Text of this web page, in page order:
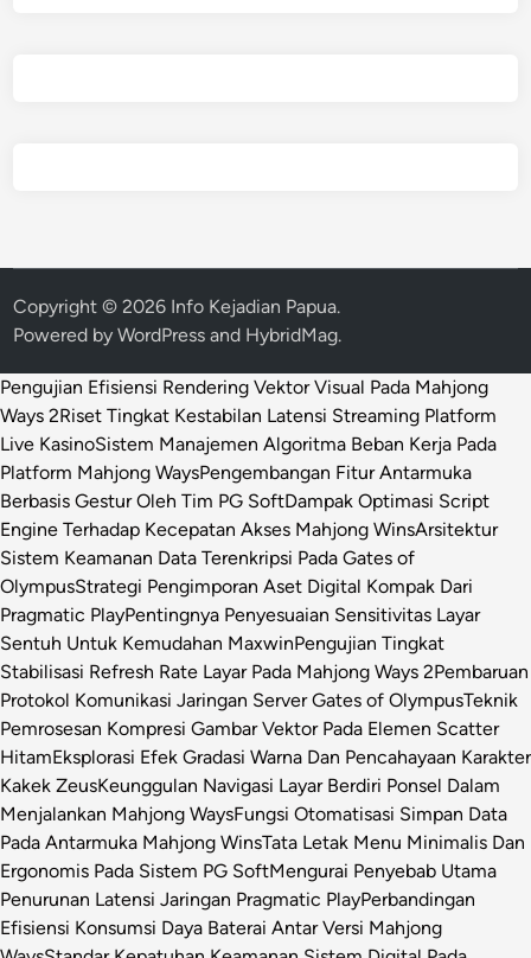
Copyright © 2026 Info Kejadian Papua.
Powered byWordPress and HybridMag.
Pengujian Efisiensi Rendering Vektor Visual Pada Mahjong
Ways 2Riset Tingkat Kestabilan Latensi Streaming Platform
Live KasinoSistem Manajemen Algoritma Beban Kerja Pada
Platform Mahjong WaysPengembangan Fitur Antarmuka
Berbasis Gestur Oleh Tim PG SoftDampak Optimasi Script
Engine Terhadap Kecepatan Akses Mahjong WinsArsitektur
Sistem Keamanan Data Terenkripsi Pada Gates of
OlympusStrategi Pengimporan Aset Digital Kompak Dari
Pragmatic PlayPentingnya Penyesuaian Sensitivitas Layar
Sentuh Untuk Kemudahan MaxwinPengujian Tingkat
Stabilisasi Refresh Rate Layar Pada Mahjong Ways 2Pembaruan
Protokol Komunikasi Jaringan Server Gates of OlympusTeknik
Pemrosesan Kompresi Gambar Vektor Pada Elemen Scatter
HitamEksplorasi Efek Gradasi Warna Dan Pencahayaan Karakter
Kakek ZeusKeunggulan Navigasi Layar Berdiri Ponsel Dalam
Menjalankan Mahjong WaysFungsi Otomatisasi Simpan Data
Pada Antarmuka Mahjong WinsTata Letak Menu Minimalis Dan
Ergonomis Pada Sistem PG SoftMengurai Penyebab Utama
Penurunan Latensi Jaringan Pragmatic PlayPerbandingan
Efisiensi Konsumsi Daya Baterai Antar Versi Mahjong